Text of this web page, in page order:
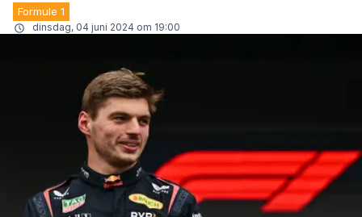
Formule 1
dinsdag, 04 juni 2024 om 19:00